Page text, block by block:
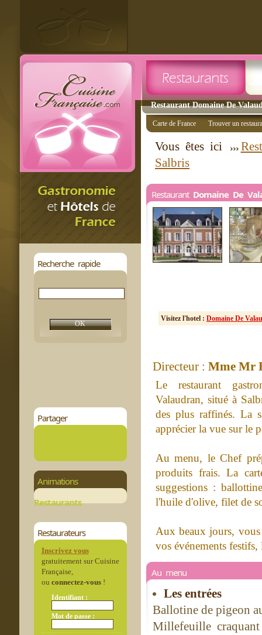
Restaurant Domaine De
Recherche rapide
Partager
Animations
Restaurants
Restaurateurs
Inscrivez vous
gratuitement sur Cuisine
Française,
ou connectez-vous!
Identifiant :
Mot de passe :
Carte de France Trouver un
Vous êtes ici
Salbris
Restaurant Domaine De
Visitez l'hotel : Domaine De
Directeur : Mme Mr
Le restaurant
Valaudran, situé à
des plus raffinés. La
apprécier la vue sur le
Au menu, le Chef
produits frais. La
suggestions :
l'huile d'olive, filet de
Aux beaux jours,
vos événements
Au menu
Les entrées
Ballotine de pigeon
Millefeuille